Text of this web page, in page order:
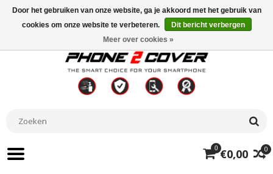
0
0 €0,00
Door het gebruiken van onze website, ga je akkoord met het gebruik van
cookies om onze website te verbeteren.
Dit bericht verbergen
Meer over cookies »